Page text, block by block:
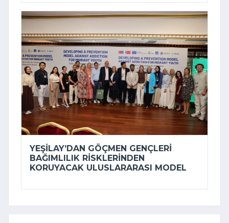
YEŞILAY’DAN GÖÇMEN GENÇLERI
BAĞIMLILIK RISKLERINDEN
KORUYACAK ULUSLARARASI MODEL